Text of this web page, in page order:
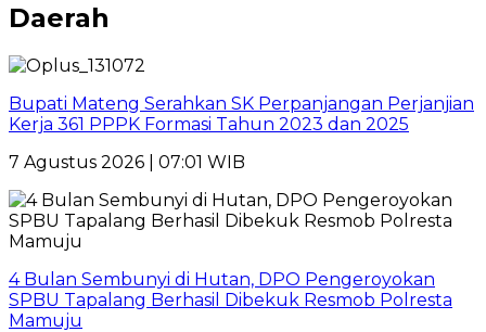
Daerah
Bupati Mateng Serahkan SK Perpanjangan Perjanjian
Kerja 361 PPPK Formasi Tahun 2023 dan 2025
7 Agustus 2026 | 07:01 WIB
4 Bulan Sembunyi di Hutan, DPO Pengeroyokan
SPBU Tapalang Berhasil Dibekuk Resmob Polresta
Mamuju